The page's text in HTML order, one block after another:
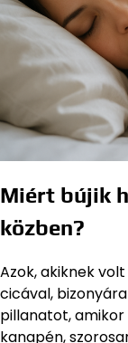
Miért bújik
közben?
Azok, akiknek
cicával,
pillanatot, amikor
kanapén,